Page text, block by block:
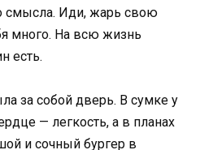
смысла. Иди, жарь свою
много. На всю жизнь
есть.
за собой дверь. В сумке у
— легкость, а в планах
и сочный бургер в